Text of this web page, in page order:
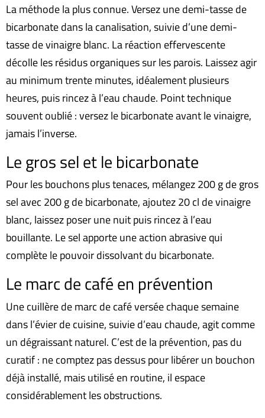
La méthode la plus connue. Versez une demi-tasse de
bicarbonate dans la canalisation, suivie d’une demi-
tasse de vinaigre blanc. La réaction effervescente
décolle les résidus organiques sur les parois. Laissez agir
au minimum trente minutes, idéalement plusieurs
heures, puis rincez à l’eau chaude. Point technique
souvent oublié : versez le bicarbonate avant le vinaigre,
jamais l’inverse.
Le gros sel et le bicarbonate
Pour les bouchons plus tenaces, mélangez 200 g de gros
sel avec 200 g de bicarbonate, ajoutez 20 cl de vinaigre
blanc, laissez poser une nuit puis rincez à l’eau
bouillante. Le sel apporte une action abrasive qui
complète le pouvoir dissolvant du bicarbonate.
Le marc de café en prévention
Une cuillère de marc de café versée chaque semaine
dans l’évier de cuisine, suivie d’eau chaude, agit comme
un dégraissant naturel. C’est de la prévention, pas du
curatif : ne comptez pas dessus pour libérer un bouchon
déjà installé, mais utilisé en routine, il espace
considérablement les obstructions.